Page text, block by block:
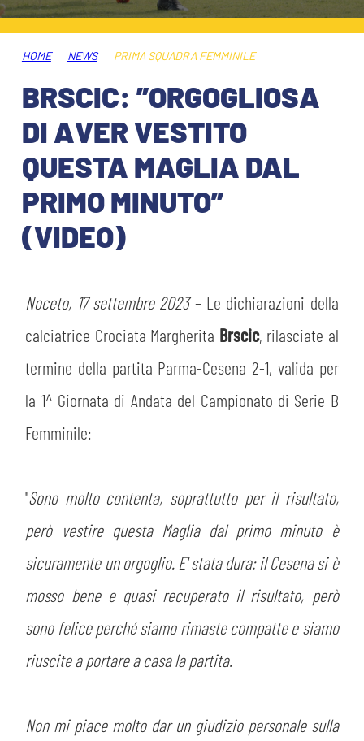
HOSPITALITY
MUSEUM CLUB EXPERIENCE
BIGLIETTI
ABBONAMENTI
INFO BIGLIETTI
TARDINI CARD
INFORMAZIONI ACCREDITI
TICKET GIFT CARD
SHOP
ESPORTS
IL CLUB
ORGANIGRAMMA
MUTTI TRAINING CENTER
STORE
MUSEO
LAVORA CON NOI
INFORMATIVA FINANZIARIA
FLASH NEWS
STADIO TARDINI
MEDIA
LEGENDS
PARTNER
HOME NEWS PRIMA SQUADRA FEMMINILE
BRSCIC: ”ORGOGLIOSA
DI AVER VESTITO
QUESTA MAGLIA DAL
PRIMO MINUTO”
(VIDEO)
Noceto, 17 settembre 2023– Le dichiarazioni della
calciatrice Crociata Margherita Brscic, rilasciate al
termine della partita Parma-Cesena 2-1, valida per
la 1^ Giornata di Andata del Campionato di Serie B
Femminile:
''Sono molto contenta, soprattutto per il risultato,
però vestire questa Maglia dal primo minuto è
sicuramente un orgoglio. E' stata dura: il Cesena si è
mosso bene e quasi recuperato il risultato, però
sono felice perché siamo rimaste compatte e siamo
riuscite a portare a casa la partita.
Non mi piace molto dar un giudizio personale sulla